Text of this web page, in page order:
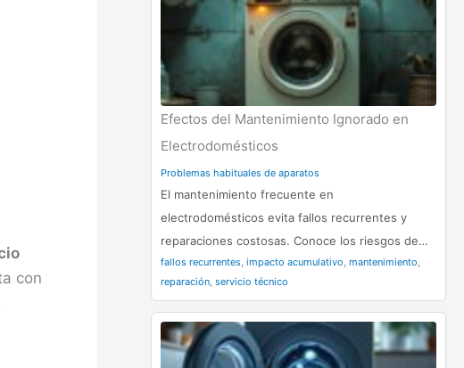
con
Efectos del Mantenimiento Ignorado en
Electrodomésticos
Problemas habituales de aparatos
El mantenimiento frecuente en
electrodomésticos evita fallos recurrentes y
reparaciones costosas. Conoce los riesgos de…
fallos recurrentes, impacto acumulativo mantenimiento
reparación, servicio técnico